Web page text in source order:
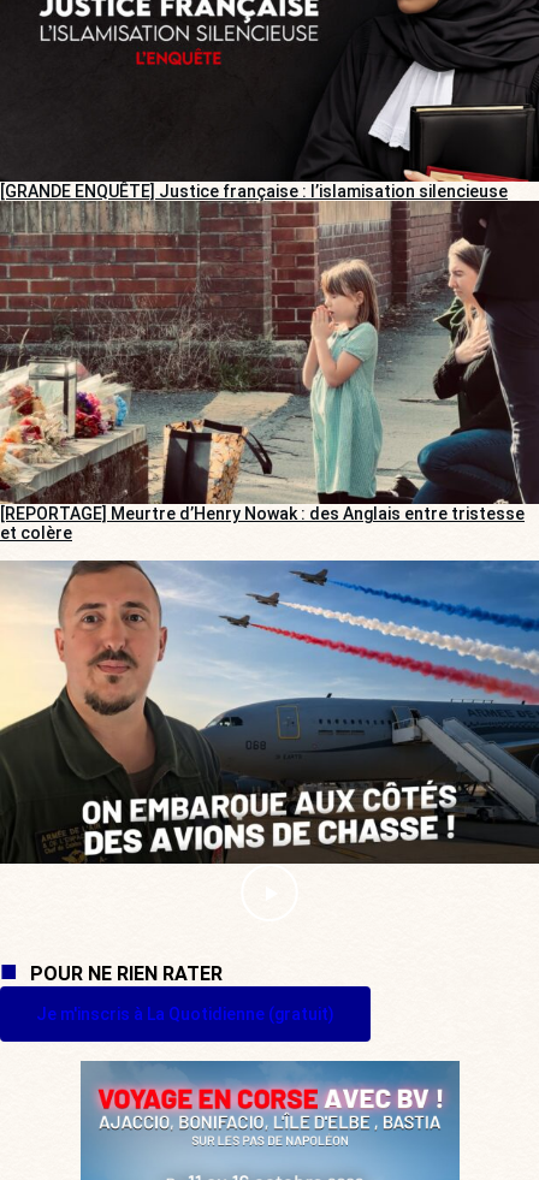
[GRANDE ENQUÊTE] Justice française : l’islamisation silencieuse
[REPORTAGE] Meurtre d’Henry Nowak : des Anglais entre tristesse
et colère
POUR NE RIEN RATER
Je m'inscris à La Quotidienne (gratuit)